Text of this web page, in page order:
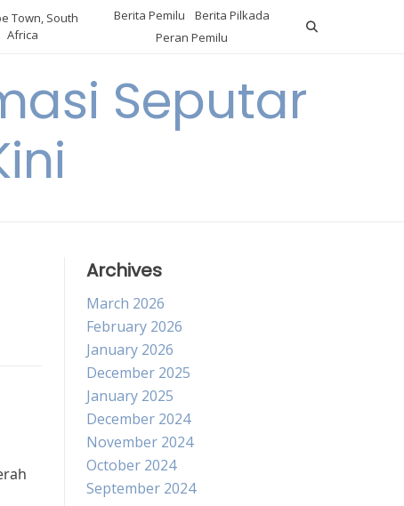
Town, South
Africa
Berita Pemilu
Berita Pilkada
Peran Pemilu
Seputar
Archives
March 2026
February 2026
January 2026
December 2025
January 2025
December 2024
November 2024
October 2024
September 2024